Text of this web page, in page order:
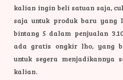
kalian ingin beli satuan saja,
saja untuk produk baru yang
bintang 5 dalam penjualan
ada gratis ongkir lho, yang
untuk segera menjadikannya
kalian.